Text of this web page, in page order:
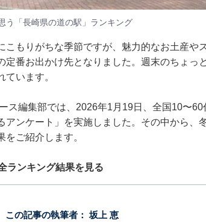
う「長崎県の道の駅」ランキング
こもりがちな季節ですが、魅力的なお土産や
定番お出かけ先となりました。週末のちょっ
ています。
ス編集部では、2026年1月19日、全国10〜
アンケート」を実施しました。その中から、
をご紹介します。
ランキング結果を見る
この記事の執筆者： 坂上 恵